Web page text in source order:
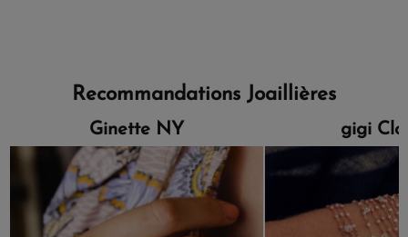
Recommandations Joaillières
Ginette NY gigi